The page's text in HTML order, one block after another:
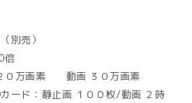
別売）
倍
０万画素 動画 ３０万画素
ード：静止画 １００枚/動画 ２時